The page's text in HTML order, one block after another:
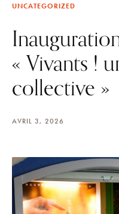
UNCATEGORIZED
« Vivants !
collective »
AVRIL 3, 2026